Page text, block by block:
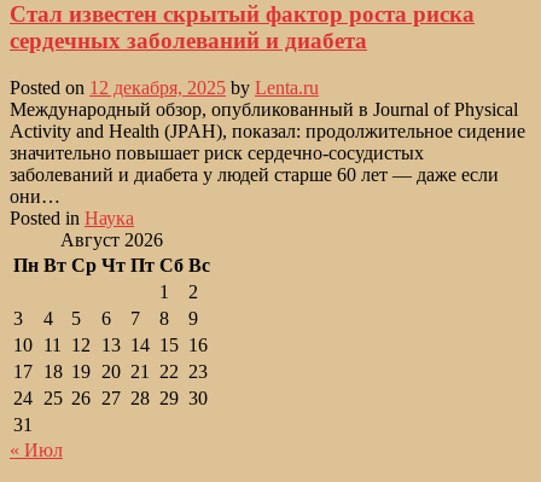
Стал известен скрытый фактор роста риска
сердечных заболеваний и диабета
Posted on 12 декабря, 2025 by Lenta.ru
Международный обзор, опубликованный в Journal of Physical
Activity and Health (JPAH), показал: продолжительное сидение
значительно повышает риск сердечно-сосудистых
заболеваний и диабета у людей старше 60 лет — даже если
они…
Posted in Наука
Август 2026
Пн Вт Ср Чт Пт Сб Вс
1
2
3
4 5 6 7 8
9
10 11 12 13 14 15 16
17 18 19 20 21 22 23
24 25 26 27 28 29 30
31
« Июл